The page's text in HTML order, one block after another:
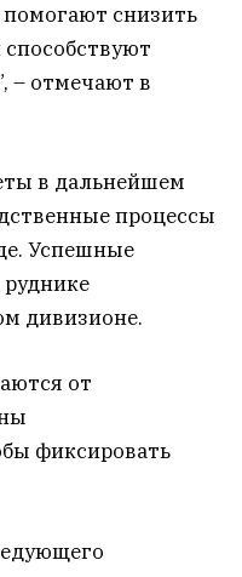
снизить
способствуют
– отмечают в
в дальнейшем
процессы
Успешные
дивизионе.
от
фиксировать